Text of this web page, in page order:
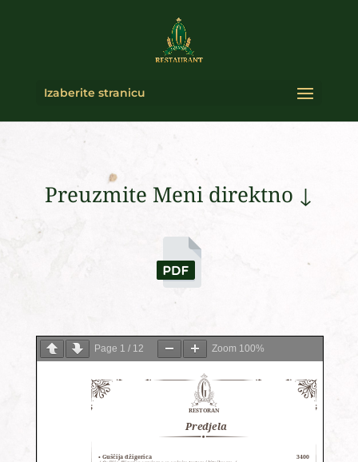
Izaberite stranicu
Preuzmite Meni direktno ↓
Page 1 / 12 Zoom 100%